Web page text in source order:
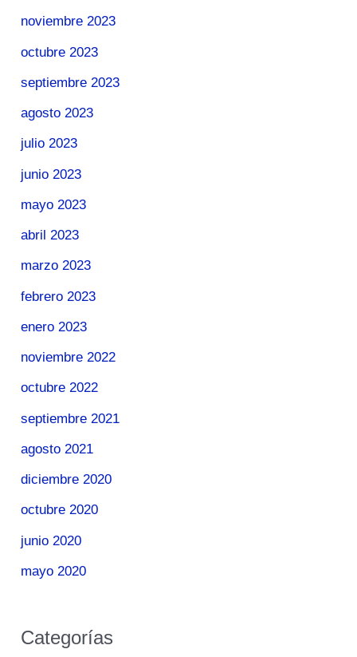
noviembre 2023
octubre 2023
septiembre 2023
agosto 2023
julio 2023
junio 2023
mayo 2023
abril 2023
marzo 2023
febrero 2023
enero 2023
noviembre 2022
octubre 2022
septiembre 2021
agosto 2021
diciembre 2020
octubre 2020
junio 2020
mayo 2020
Categorías